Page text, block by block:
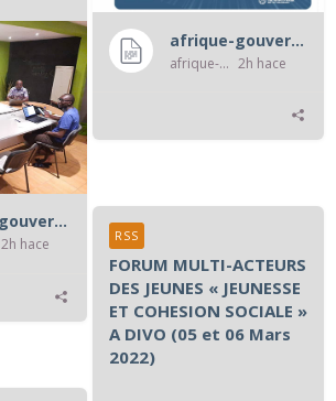
afrique-gouvernance-rss
afrique-gouvernance-rss 2h hace
afrique-gouvernance-rss
2h hace
FORUM MULTI-ACTEURS
DES JEUNES « JEUNESSE
ET COHESION SOCIALE »
A DIVO (05 et 06 Mars
2022)
RSS